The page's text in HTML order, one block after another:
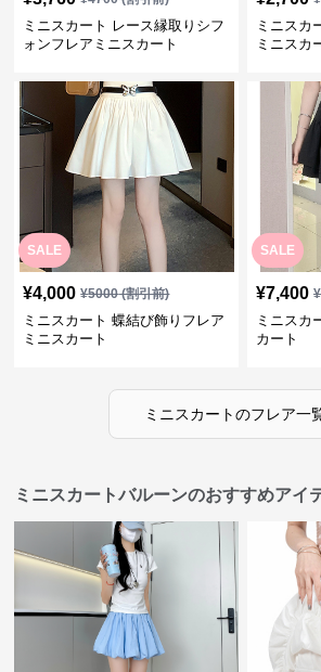
ミニスカート レース縁取りシフ
ォンフレアミニスカート
ミニスカ
ミニスカ
SALE
¥4,000 ¥5000(割引前)
ミニスカート 蝶結び飾りフレア
ミニスカート
SALE
¥7,400 ¥
ミニスカ
カート
ミニスカートのフレア一
ミニスカートバルーンのおすすめアイ